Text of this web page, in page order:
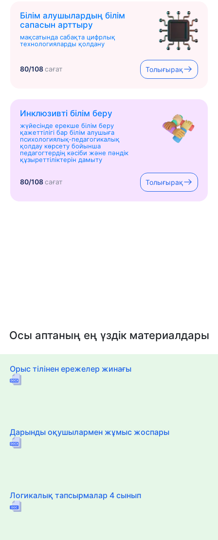
Білім алушылардың білім
сапасын арттыру
мақсатында сабақта цифрлық
технологияларды қолдану
80/108сағат Толығырақ
Инклюзивті білім беру
жүйесінде ерекше білім беру
қажеттілігі бар білім алушыға
психологиялық-педагогикалық
қолдау көрсету бойынша
педагогтердің кәсіби және пәндік
құзыреттіліктерін дамыту
80/108сағат Толығырақ
Осы аптаның ең үздік материалдары
Орыс тілінен ережелер жинағы
Дарынды оқушылармен жұмыс жоспары
Логикалық тапсырмалар 4 сынып